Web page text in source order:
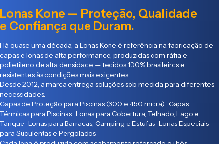
Lonas Kone — Proteção, Qualidade
e Confiança que Duram.
Há quase uma década, a Lonas Kone é referência na fabricação de
capas e lonas de alta performance, produzidas com ráfia e
polietileno de alta densidade — tecidos 100% brasileiros e
resistentes às condições mais exigentes.
Desde 2012, a marca entrega soluções sob medida para diferentes
necessidades:
Capas de Proteção para Piscinas (300 e 450 micra) Capas
Térmicas para Piscinas Lonas para Cobertura, Telhado, Lago e
Tanque Lonas para Barracas, Camping e Estufas Lonas Especiais
para Suculentas e Pergolados